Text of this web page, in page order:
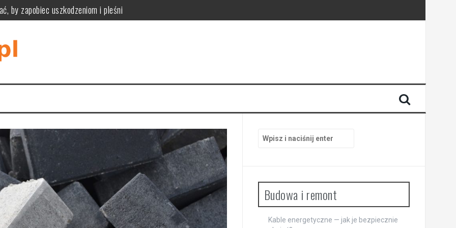
by zapobiec uszkodzeniom i pleśni
przyczyny i bezpiecznie je usunąć
funkcjonalność i praktyczne zastosowania w różnych wnętrzach
Budowa i remont
Kable energetyczne — jak je bezpiecznie